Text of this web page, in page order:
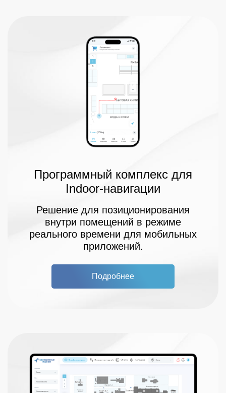
Программный комплекс для
Indoor-навигации
Решение для позиционирования
внутри помещений в режиме
реального времени для мобильных
приложений.
Подробнее